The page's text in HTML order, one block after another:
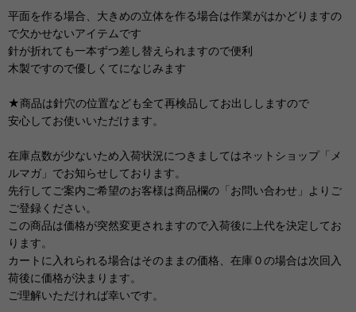
平面を作る場合、大きめの立体を作る場合は作業がはかどりますの
で欠かせないアイテムです
針が折れても一本ずつ差し替えられますので便利
木製ですので優しくてになじみます
★商品は針穴の位置なども全て再検品してお出ししますので
安心してお使いいただけます。
在庫点数が少ないため入荷状況につきましてはネットショップ「メ
ルマガ」でお知らせしております。
先行してご案内ご希望のお客様は商品欄の「お問い合わせ」よりご
ご登録ください。
この商品は価格が突然変更されますので入荷後に上代を決定してお
ります。
カートに入れられる場合はそのままの価格、在庫０の場合は次回入
荷後に価格が決まります。
ご理解いただければ幸いです。